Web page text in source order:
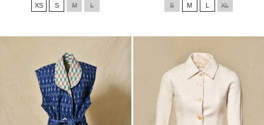
XS S M L S M L XL